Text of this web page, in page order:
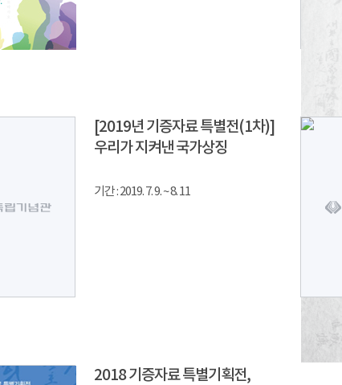
[2019년 기증자료 특별전(1차)]
우리가 지켜낸 국가상징
기간 : 2019. 7. 9. ~ 8. 11
2018 기증자료 특별기획전,